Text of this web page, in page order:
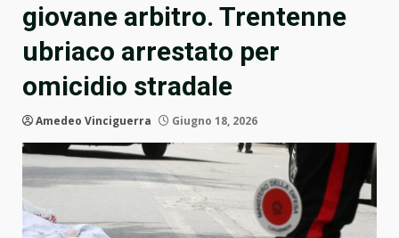
giovane arbitro. Trentenne
ubriaco arrestato per
omicidio stradale
Amedeo Vinciguerra Giugno 18, 2026